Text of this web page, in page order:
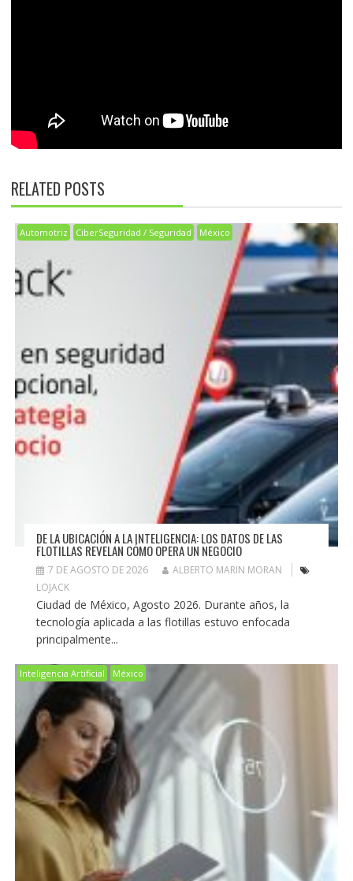
RELATED POSTS
Automotriz CiberSeguridad / Seguridad México
DE LA UBICACIÓN A LA INTELIGENCIA: LOS DATOS DE LAS
FLOTILLAS REVELAN CÓMO OPERA UN NEGOCIO
7 DE AGOSTO DE 2026
ALBERTO MARIN MORAN
LOJACK
Ciudad de México, Agosto 2026. Durante años, la
tecnología aplicada a las flotillas estuvo enfocada
principalmente...
Inteligencia Artificial México